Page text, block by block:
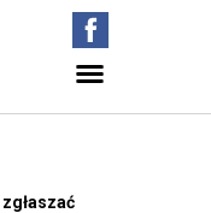
zgłaszać